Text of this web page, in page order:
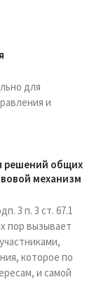
для
и
решений общих
механизм
3 п. 3 ст. 67.1
пор вызывает
которое по
и самой